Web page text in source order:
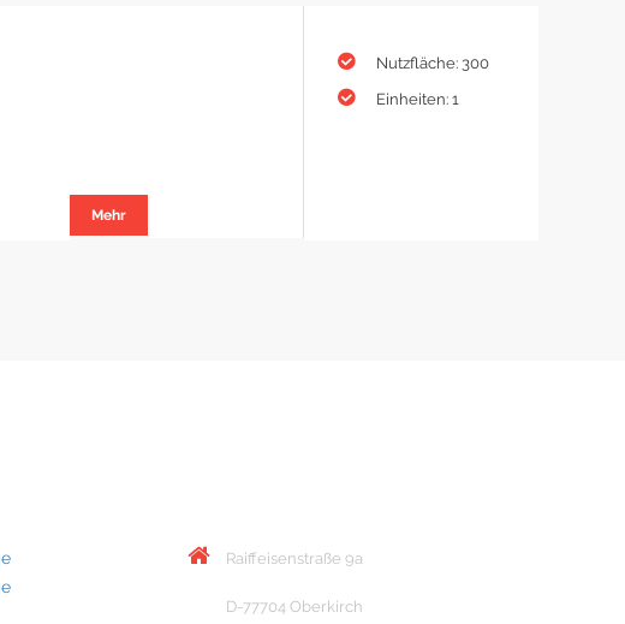
Mehr
Nutzfläche: 300
Einheiten: 1
Raiffeisenstraße 9a
D-77704 Oberkirch